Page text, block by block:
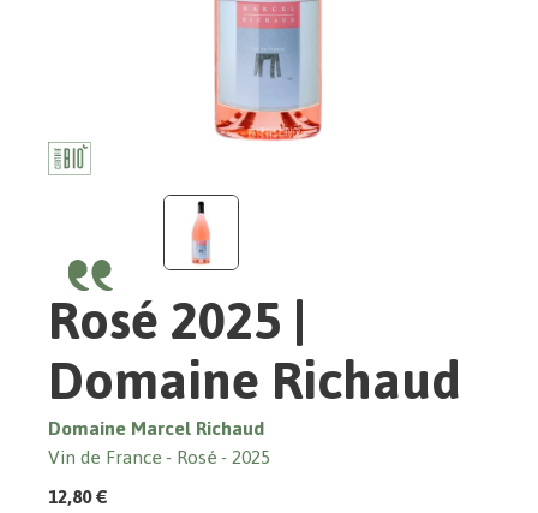
Rosé 2025 |
Domaine Richaud
Domaine Marcel Richaud
Vin de France Rosé 2025
12,80 €